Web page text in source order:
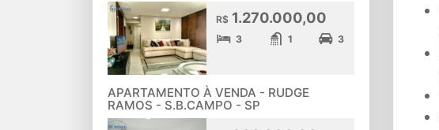
R$1.270.000,00
3 1 3
APARTAMENTO À VENDA - RUDGE
RAMOS - S.B.CAMPO - SP